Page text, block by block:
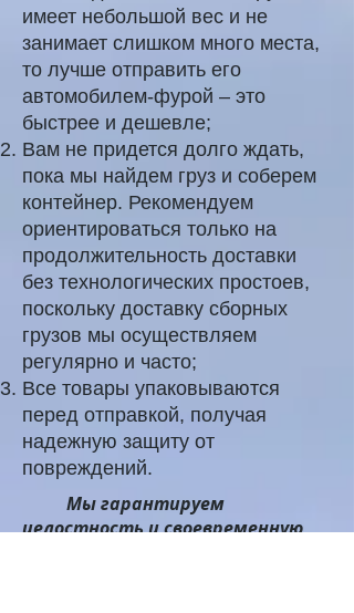
имеет небольшой вес и не
занимает слишком много места,
то лучше отправить его
автомобилем-фурой – это
быстрее и дешевле;
Вам не придется долго ждать,
пока мы найдем груз и соберем
контейнер. Рекомендуем
ориентироваться только на
продолжительность доставки
без технологических простоев,
поскольку доставку сборных
грузов мы осуществляем
регулярно и часто;
Все товары упаковываются
перед отправкой, получая
надежную защиту от
повреждений.
Мы гарантируем
целостность и своевременную